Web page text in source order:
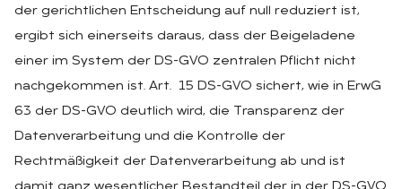
der gerichtlichen Entscheidung auf null reduziert ist,
ergibt sich einerseits daraus, dass der Beigeladene
einer im System der DS-GVO zentralen Pflicht nicht
nachgekommen ist. Art. 15 DS-GVO sichert, wie in ErwG
63 der DS-GVO deutlich wird, die Transparenz der
Datenverarbeitung und die Kontrolle der
Rechtmäßigkeit der Datenverarbeitung ab und ist